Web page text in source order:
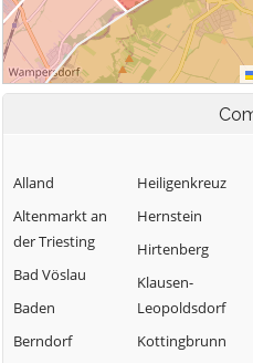
Alland
Altenmarkt an
der Triesting
Bad Vöslau
Baden
Berndorf
Heiligenkreuz
Hernstein
Hirtenberg
Klausen-
Leopoldsdorf
Kottingbrunn